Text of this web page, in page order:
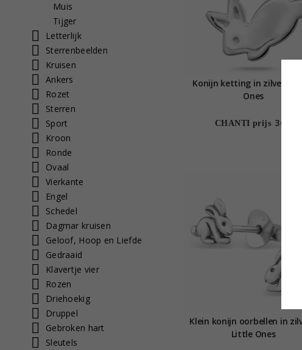
Muis
Tijger
Letterlijk
Sterrenbeelden
Kruisen
Ankers
Rozet
Sterren
Sport
Kroon
Ronde
Ovaal
Vierkante
Engel
Schedel
Dagmar kruisen
Geloof, Hoop en Liefde
Gedraaid
Klavertje vier
Rozen
Driehoekig
Druppel
Gebroken hart
Sleutels
Konijn ketting in zilver -
Ones
CHANTI prijs 36,-
Klein konijn oorbellen in
Little Ones